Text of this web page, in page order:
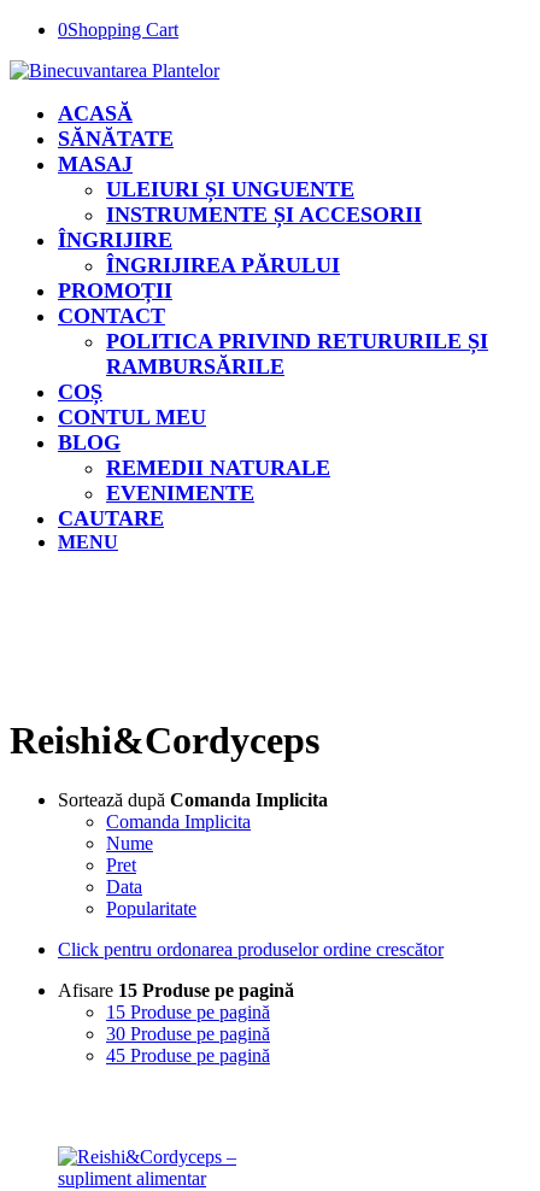
0Shopping Cart
ACASĂ
SĂNĂTATE
MASAJ
ULEIURI ȘI UNGUENTE
INSTRUMENTE ȘI ACCESORII
ÎNGRIJIRE
ÎNGRIJIREA PĂRULUI
PROMOȚII
CONTACT
POLITICA PRIVIND RETURURILE ȘI
RAMBURSĂRILE
COȘ
CONTUL MEU
BLOG
REMEDII NATURALE
EVENIMENTE
CAUTARE
MENU
Reishi&Cordyceps
Sortează după Comanda Implicita
Comanda Implicita
Nume
Pret
Data
Popularitate
Click pentru ordonarea produselor ordine crescător
Afisare 15 Produse pe pagină
15 Produse pe pagină
30 Produse pe pagină
45 Produse pe pagină